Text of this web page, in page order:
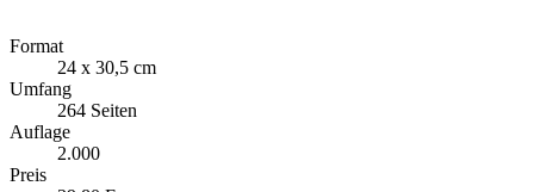
Format
24 x 30,5 cm
Umfang
264 Seiten
Auflage
2.000
Preis